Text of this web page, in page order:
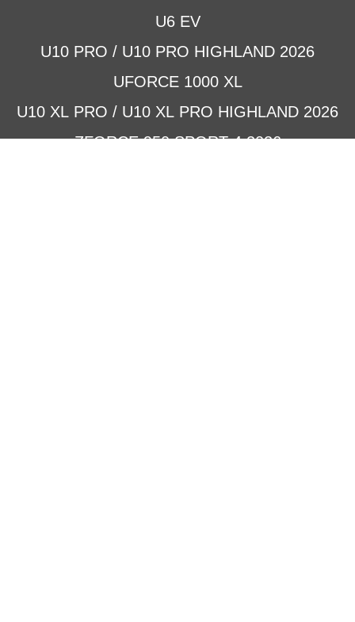
U6 EV
U10 PRO / U10 PRO HIGHLAND 2026
UFORCE 1000 XL
U10 XL PRO / U10 XL PRO HIGHLAND 2026
ZFORCE 950 SPORT-4 2026